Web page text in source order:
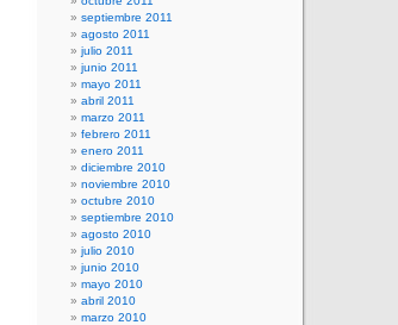
septiembre 2011
agosto 2011
julio 2011
junio 2011
mayo 2011
abril 2011
marzo 2011
febrero 2011
enero 2011
diciembre 2010
noviembre 2010
octubre 2010
septiembre 2010
agosto 2010
julio 2010
junio 2010
mayo 2010
abril 2010
marzo 2010